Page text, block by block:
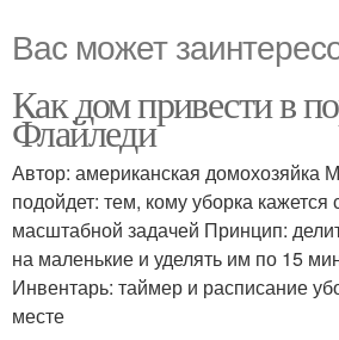
Вас может
Как дом привести в
Флайледи
Автор: американская домохозяйка
подойдет: тем, кому уборка
масштабной задачей Принцип:
на маленькие и уделять им по 15
Инвентарь: таймер и расписание
месте